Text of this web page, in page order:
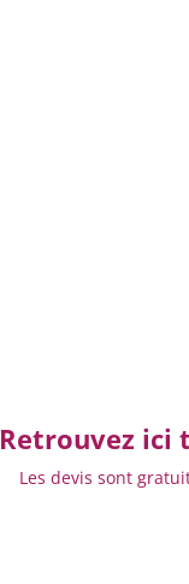
Retrouvez ici
Les devis sont